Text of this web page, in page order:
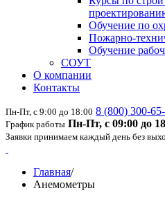
Обучение по
Пожарно-
Обучение
СОУТ
О компании
Контакты
Пн-Пт, с 9:00 до 18:00 8 (800) 300-
График работы Пн-Пт, с 09:00 до
Заявки принимаем каждый день без
Главная/
Анемометры